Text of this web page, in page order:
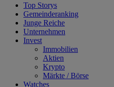
Top Storys
Gemeinderanking
Junge Reiche
Unternehmen
Invest
Immobilien
Aktien
Krypto
Märkte / Börse
Watches